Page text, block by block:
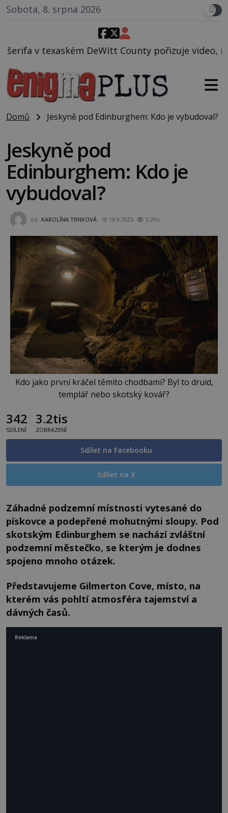
Sobota, 8. srpna 2026
County pořizuje video, na kterém před jeho
Domů Jeskyně pod Edinburghem: Kdo je vybudoval?
Jeskyně pod
Edinburghem: Kdo je
vybudoval?
od KAROLÍNA TRNKOVÁ 19.9.2025 3.2tis
Kdo jako první kráčel těmito chodbami? Byl to druid,
templář nebo skotský kovář?
342
SDÍLENÍ
3.2tis
ZOBRAZENÍ
Sdílet na Facebooku
Sdílet na X
Záhadné podzemní místnosti vytesané do
pískovce a podepřené mohutnými sloupy. Pod
skotským Edinburghem se nachází zvláštní
podzemní městečko, se kterým je dodnes
spojeno mnoho otázek.
Představujeme Gilmerton Cove, místo, na
kterém vás pohltí atmosféra tajemství a
dávných časů.
Reklama